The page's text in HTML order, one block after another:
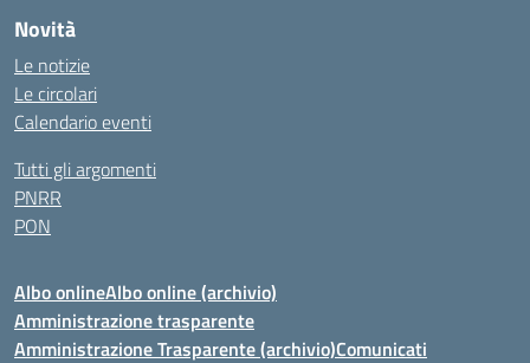
Novità
Le notizie
Le circolari
Calendario eventi
Tutti gli argomenti
PNRR
PON
Albo onlineAlbo online (archivio)
Amministrazione trasparente
Amministrazione Trasparente (archivio)Comunicati